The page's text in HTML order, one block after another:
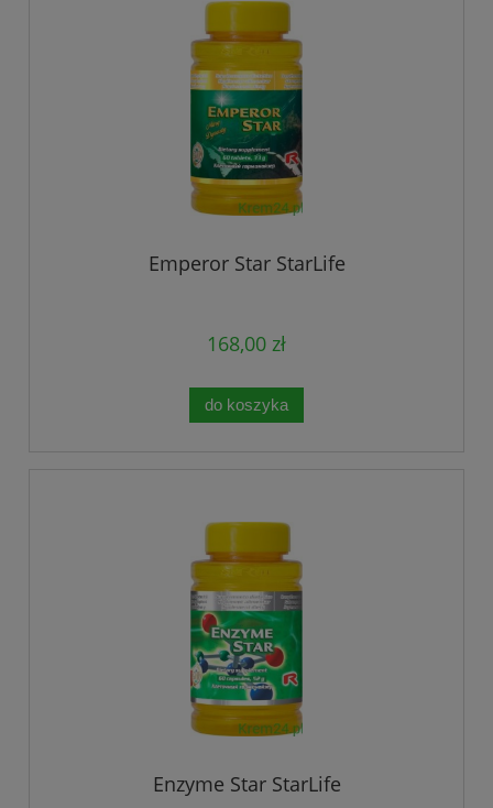
Emperor Star StarLife
168,00 zł
do koszyka
Enzyme Star StarLife